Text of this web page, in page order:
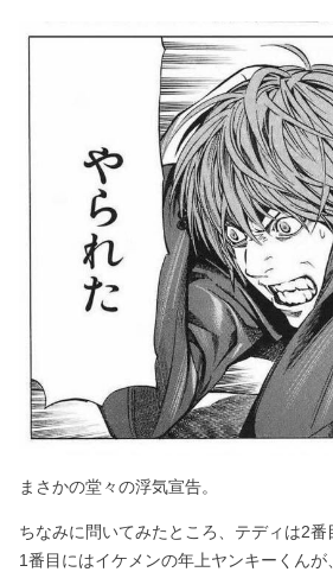
まさかの堂々の浮気宣告。
ちなみに問いてみたところ、テディは2番
1番目にはイケメンの年上ヤンキーくんが